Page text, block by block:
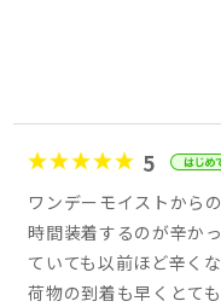
5
ワンデーモイストから
時間装着するのが辛か
ていても以前ほど辛く
荷物の到着も早くとても